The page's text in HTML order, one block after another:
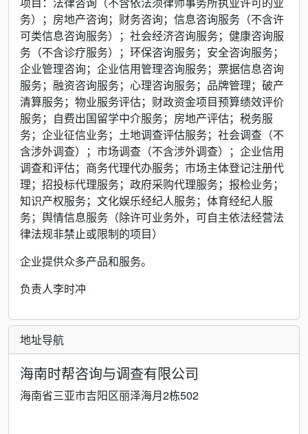
务）；房地产咨询；财务咨询；信息咨询服务（不含许
可类信息咨询服务）；社会经济咨询服务；健康咨询服
务（不含诊疗服务）；环保咨询服务；安全咨询服务；
企业管理咨询；企业信用管理咨询服务；票据信息咨询
服务；融资咨询服务；心理咨询服务；品牌管理；破产
清算服务；物业服务评估；财政资金项目预算绩效评价
服务；自费出国留学中介服务；房地产评估；税务服
务；企业征信业务；土地调查评估服务；社会调查（不
含涉外调查）；市场调查（不含涉外调查）；企业信用
调查和评估；商务代理代办服务；市场主体登记注册代
理；招投标代理服务；政府采购代理服务；报检业务；
知识产权服务；文化娱乐经纪人服务；体育经纪人服
务；舆情信息服务（除许可业务外，可自主依法经营法
律法规非禁止或限制的项目）
企业提供众多产品和服务。
负责人李时冲
地址导航
海南时帮咨询与调查有限公司
海南省三亚市吉阳区丽泽海月2栋502